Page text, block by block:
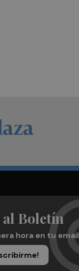
al Boletín
hora en tu email